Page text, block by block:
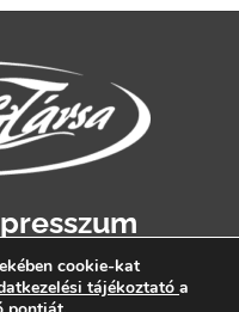
cookie-kat
tájékoztató a